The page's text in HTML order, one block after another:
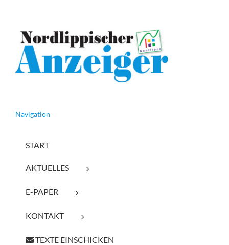
Navigation
START
AKTUELLES
E-PAPER
KONTAKT
TEXTE EINSCHICKEN